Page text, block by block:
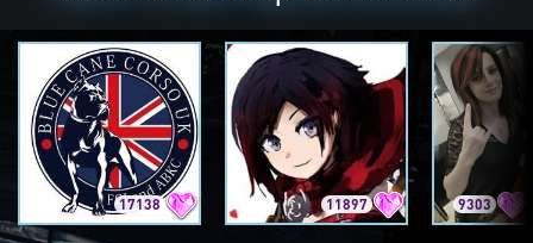
17138 11897 9303